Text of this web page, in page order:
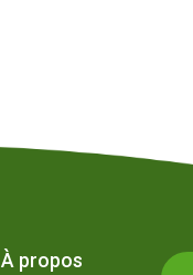
À propos